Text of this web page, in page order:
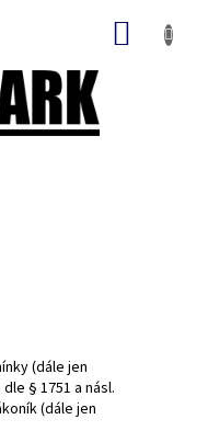
(dále jen
§ 1751 a násl.
(dále jen